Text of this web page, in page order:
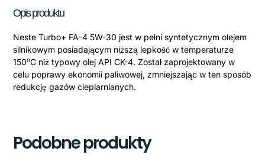
Opis produktu
Neste Turbo+ FA-4 5W-30 jest w pełni syntetycznym olejem
silnikowym posiadającym niższą lepkość w temperaturze
150oC niż typowy olej API CK-4. Został zaprojektowany w
celu poprawy ekonomii paliwowej, zmniejszając w ten sposób
redukcję gazów cieplarnianych.
Podobne produkty